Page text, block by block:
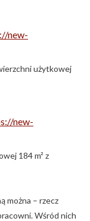
new-
użytkowej
new-
184 m² z
można – rzecz
Wśród nich